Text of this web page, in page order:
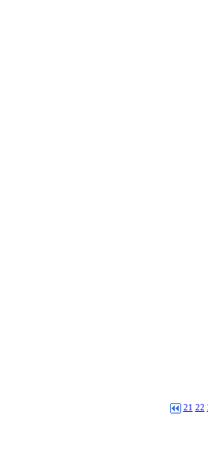
21 22